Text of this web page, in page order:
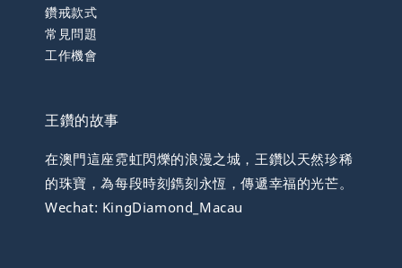
鑽戒款式
常見問題
工作機會
王鑽的故事
在澳門這座霓虹閃爍的浪漫之城，王鑽以天然珍稀
的珠寶，為每段時刻鐫刻永恆，傳遞幸福的光芒。
Wechat: KingDiamond_Macau